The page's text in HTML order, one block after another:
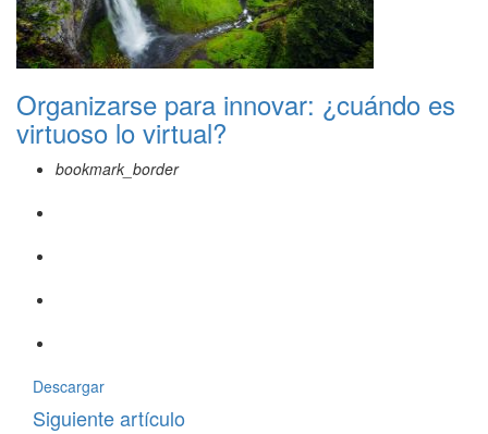
Organizarse para innovar: ¿cuándo es
virtuoso lo virtual?
bookmark_border
Descargar
Siguiente artículo